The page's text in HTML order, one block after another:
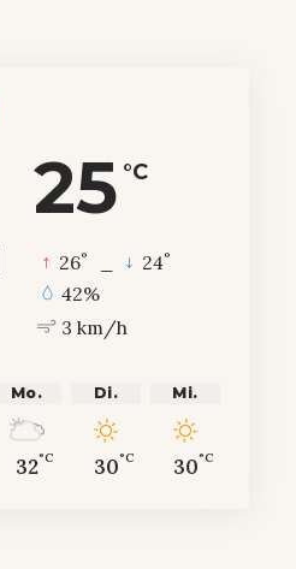
25 °C
26° 24°
42%
3 km/h
Mo.
32°C
Di.
30°C
Mi.
30°C